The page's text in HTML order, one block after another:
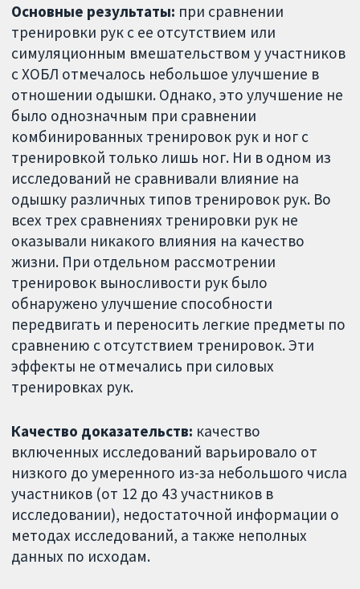
Основные результаты: при сравнении
тренировки рук с ее отсутствием или
симуляционным вмешательством у участников
с ХОБЛ отмечалось небольшое улучшение в
отношении одышки. Однако, это улучшение не
было однозначным при сравнении
комбинированных тренировок рук и ног с
тренировкой только лишь ног. Ни в одном из
исследований не сравнивали влияние на
одышку различных типов тренировок рук. Во
всех трех сравнениях тренировки рук не
оказывали никакого влияния на качество
жизни. При отдельном рассмотрении
тренировок выносливости рук было
обнаружено улучшение способности
передвигать и переносить легкие предметы по
сравнению с отсутствием тренировок. Эти
эффекты не отмечались при силовых
тренировках рук.
Качество доказательств: качество
включенных исследований варьировало от
низкого до умеренного из-за небольшого числа
участников (от 12 до 43 участников в
исследовании), недостаточной информации о
методах исследований, а также неполных
данных по исходам.